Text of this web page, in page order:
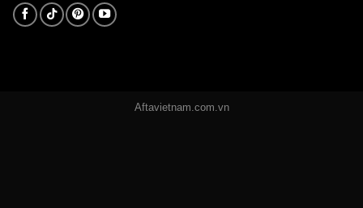
Aftavietnam.com.vn